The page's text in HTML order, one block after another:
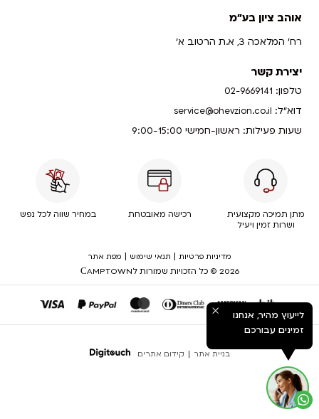
אוהב ציון בע"מ
רח' המלאכה 3, א.ת הרטוב א'
יצירת קשר
טלפון: 02-9669141
דוא”ל: service@ohevzion.co.il
שעות פעילות: ראשון-חמישי 9:00-15:00
מתן תמיכה מקצועית
ושרות זמין ויעיל
רכישה מאובטחת במחיר שווה לכל נפש
מדיניות פרטיות | תנאי שימוש | מפת אתר
2026 © כל הזכויות שמורות לСAMPTOWN
בניית אתר | קידום אתרים
לייעוץ מהיר, אנחנו
זמינים עבורכם